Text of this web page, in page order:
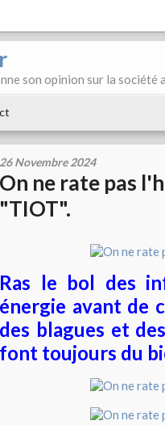
son opinion sur la société
26 Novembre 2024
On ne rate pas
"TIOT".
Ras le bol des
énergie avant de
des blagues et
font toujours du